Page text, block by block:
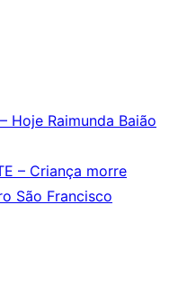
Hoje Raimunda Baião
– Criança morre
São Francisco